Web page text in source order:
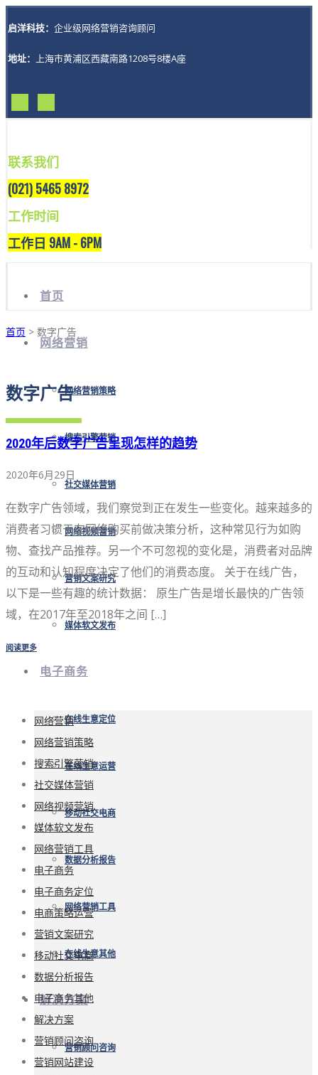
启洋科技： 企业级网络营销咨询顾问
地址： 上海市黄浦区西藏南路1208号8楼A座
联系我们
(021) 5465 8972
工作时间
工作日 9AM - 6PM
首页
网络营销
网络营销策略
搜索引擎营销
社交媒体营销
网络视频营销
营销文案研究
媒体软文发布
电子商务
在线生意定位
在线生意运营
移动社交电商
数据分析报告
网络营销工具
在线生意其他
解决方案
营销顾问咨询
首页 > 数字广告
数字广告
2020年后数字广告呈现怎样的趋势
2020年6月29日
在数字广告领域，我们察觉到正在发生一些变化。越来越多的
消费者习惯于在网络购买前做决策分析，这种常见行为如购
物、查找产品推荐。另一个不可忽视的变化是，消费者对品牌
的互动和认知程度决定了他们的消费态度。 关于在线广告，
以下是一些有趣的统计数据： 原生广告是增长最快的广告领
域，在2017年至2018年之间 […]
阅读更多
网络营销
网络营销策略
搜索引擎营销
社交媒体营销
网络视频营销
媒体软文发布
网络营销工具
电子商务
电子商务定位
电商策略运营
营销文案研究
移动社交电商
数据分析报告
电子商务其他
解决方案
营销顾问咨询
营销网站建设